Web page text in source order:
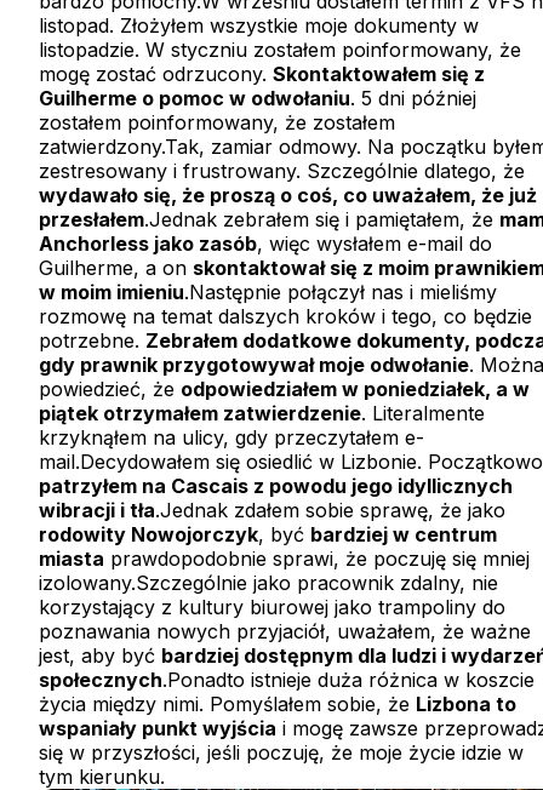
listopad. Złożyłem wszystkie moje dokumenty w
listopadzie. W styczniu zostałem poinformowany, że
mogę zostać odrzucony. Skontaktowałem się z
Guilherme o pomoc w odwołaniu. 5 dni później
zostałem poinformowany, że zostałem
zatwierdzony.Tak, zamiar odmowy. Na początku
zestresowany i frustrowany. Szczególnie dlatego, że
wydawało się, że proszą o coś, co uważałem, że już
przesłałem.Jednak zebrałem się i pamiętałem, że
Anchorless jako zasób, więc wysłałem e-mail do
Guilherme, a on skontaktował się z moim
w moim imieniu.Następnie połączył nas i mieliśmy
rozmowę na temat dalszych kroków i tego, co będzie
potrzebne. Zebrałem dodatkowe dokumenty,
gdy prawnik przygotowywał moje odwołanie. Można
powiedzieć, że odpowiedziałem w poniedziałek, a w
piątek otrzymałem zatwierdzenie. Literalmente
krzyknąłem na ulicy, gdy przeczytałem e-
mail.Decydowałem się osiedlić w Lizbonie. Początkowo
patrzyłem na Cascais z powodu jego idyllicznych
wibracji i tła.Jednak zdałem sobie sprawę, że jako
rodowity Nowojorczyk, być bardziej w centrum
miasta prawdopodobnie sprawi, że poczuję się mniej
izolowany.Szczególnie jako pracownik zdalny, nie
korzystający z kultury biurowej jako trampoliny do
poznawania nowych przyjaciół, uważałem, że ważne
jest, aby być bardziej dostępnym dla ludzi i
społecznych.Ponadto istnieje duża różnica w koszcie
życia między nimi. Pomyślałem sobie, że Lizbona to
wspaniały punkt wyjścia i mogę zawsze
się w przyszłości, jeśli poczuję, że moje życie idzie w
tym kierunku.